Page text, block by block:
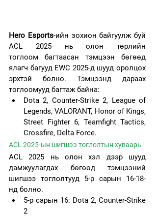
Hero Esports-ийн зохион байгуулж буй
ACL 2025 нь олон төрлийн
тоглоом багтаасан тэмцээн бөгөөд
ялагч багууд EWC 2025-д шууд оролцох
эрхтэй болно. Тэмцээнд дараах
тоглоомууд багтаж байна:
Dota 2, Counter-Strike 2, League of
Legends, VALORANT, Honor of Kings,
Street Fighter 6, Teamfight Tactics,
Crossfire, Delta Force.
ACL 2025-ын шигшээ тоглолтын хуваарь
ACL 2025 нь олон хэл дээр шууд
дамжуулагдах бөгөөд тэмцээний
шигшээ тоглолтууд 5-р сарын 16-18-
нд болно.
5-р сарын 16: Dota 2, Counter-Strike
2